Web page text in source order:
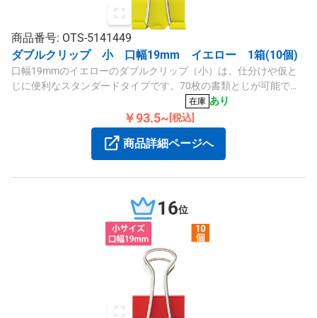
商品番号: OTS-5141449
ダブルクリップ 小 口幅19mm イエロー 1箱(10個)
口幅19mmのイエローのダブルクリップ（小）は、仕分けや仮と
じに便利なスタンダードタイプです。70枚の書類とじが可能で、
耐久性のあるスチール製です。10個入りの箱でお届けします。
在庫 あり
￥93.5~ [税込]
商品詳細ページへ
16位